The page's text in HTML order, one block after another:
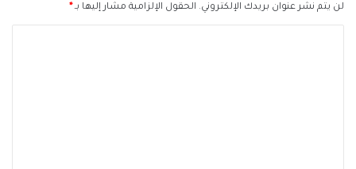
لن يتم نشر عنوان بريدك الإلكتروني. الحقول الإلزامية مشار إليها بـ*